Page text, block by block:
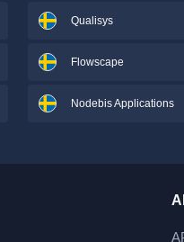
Qualisys
Flowscape
Nodebis Applications